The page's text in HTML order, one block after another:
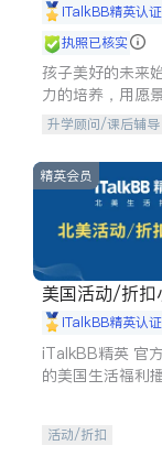
iTalkBB精英认证
执照已核实
孩子美好的未来
力的培养，用愿
的学习潜力和动
拥有成长型心态
石。
升学顾问/课后辅导
精英会员
美国活动/折扣
iTalkBB精英认证
iTalkBB精英 官
的美国生活福利
专属福利。
活动/折扣